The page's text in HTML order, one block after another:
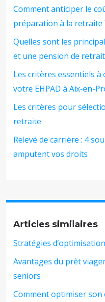
Comment anticiper le
préparation à la retraite
Quelles sont les
et une pension de
Les critères essentiels
votre EHPAD à Aix-en-
Les critères pour
retraite
Relevé de carrière : 4
amputent vos droits
Articles similaires
Stratégies
Avantages du prêt
seniors
Comment optimiser son